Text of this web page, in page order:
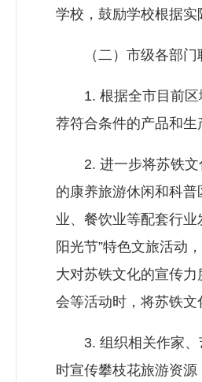
学校，鼓励学校根据实
（二）市级各部门
1. 根据全市目前区域
荐符合条件的产品和
2. 进一步将苏铁文化
的康养旅游休闲和科
业、餐饮业等配套行
阳光节”特色文旅活动
大对苏铁文化的宣传
会等活动时，将苏铁
3. 组织相关作家、艺
时宣传攀枝花旅游资源